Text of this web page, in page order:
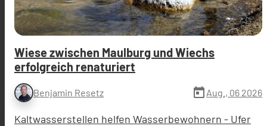
Wiese zwischen Maulburg und Wiechs
erfolgreich renaturiert
Benjamin Resetz today Aug., 06 2026
Kaltwasserstellen helfen Wasserbewohnern - Ufer